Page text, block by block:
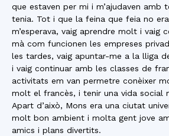
que estaven per mi i m’ajudaven amb
tenia. Tot i que la feina que feia no
m’esperava, vaig aprendre molt i vaig
mà com funcionen les empreses
les tardes, vaig apuntar-me a la lliga
i vaig continuar amb les classes de
activitats em van permetre conèixer
molt el francès, i tenir una vida social
Apart d’això, Mons era una ciutat
molt bon ambient i molta gent jove
amics i plans divertits.